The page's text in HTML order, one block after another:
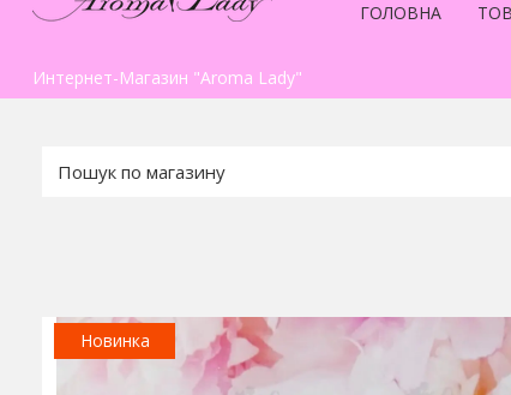
Интернет-Магазин "Aroma Lady"
ГОЛОВНА
Новинка